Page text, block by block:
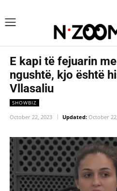
E kapi të fejuarin
ngushtë, kjo është
Vllasaliu
SHOWBIZ
October 22, 2023 Updated: October